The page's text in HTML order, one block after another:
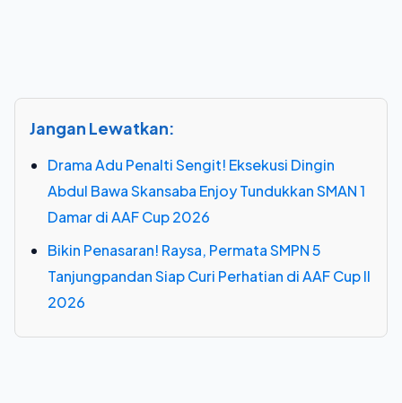
Jangan Lewatkan:
Drama Adu Penalti Sengit! Eksekusi Dingin
Abdul Bawa Skansaba Enjoy Tundukkan SMAN 1
Damar di AAF Cup 2026
Bikin Penasaran! Raysa, Permata SMPN 5
Tanjungpandan Siap Curi Perhatian di AAF Cup II
2026